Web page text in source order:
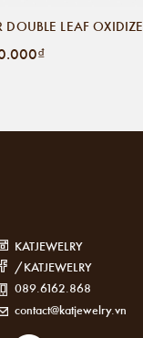
DOUBLE LEAF OXIDIZE
KATJEWELRY
/KATJEWELRY
089.6162.868
contact@katjewelry.vn